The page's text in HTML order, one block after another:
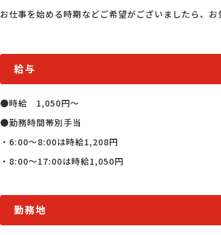
お仕事を始める時期などご希望がございましたら、お
給与
●時給　1,050円〜
●勤務時間帯別手当
・6:00〜8:00は時給1,208円
・8:00〜17:00は時給1,050円
勤務地